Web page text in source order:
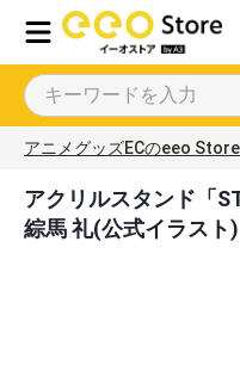
アニメグッズECのeeo Store
アクリルスタンド「
綜馬 礼(公式イラスト)